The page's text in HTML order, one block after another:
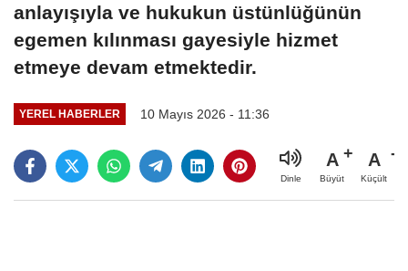
anlayışıyla ve hukukun üstünlüğünün
egemen kılınması gayesiyle hizmet
etmeye devam etmektedir.
YEREL HABERLER 10 Mayıs 2026 - 11:36
Dinle
A
Büyüt
A
Küçült